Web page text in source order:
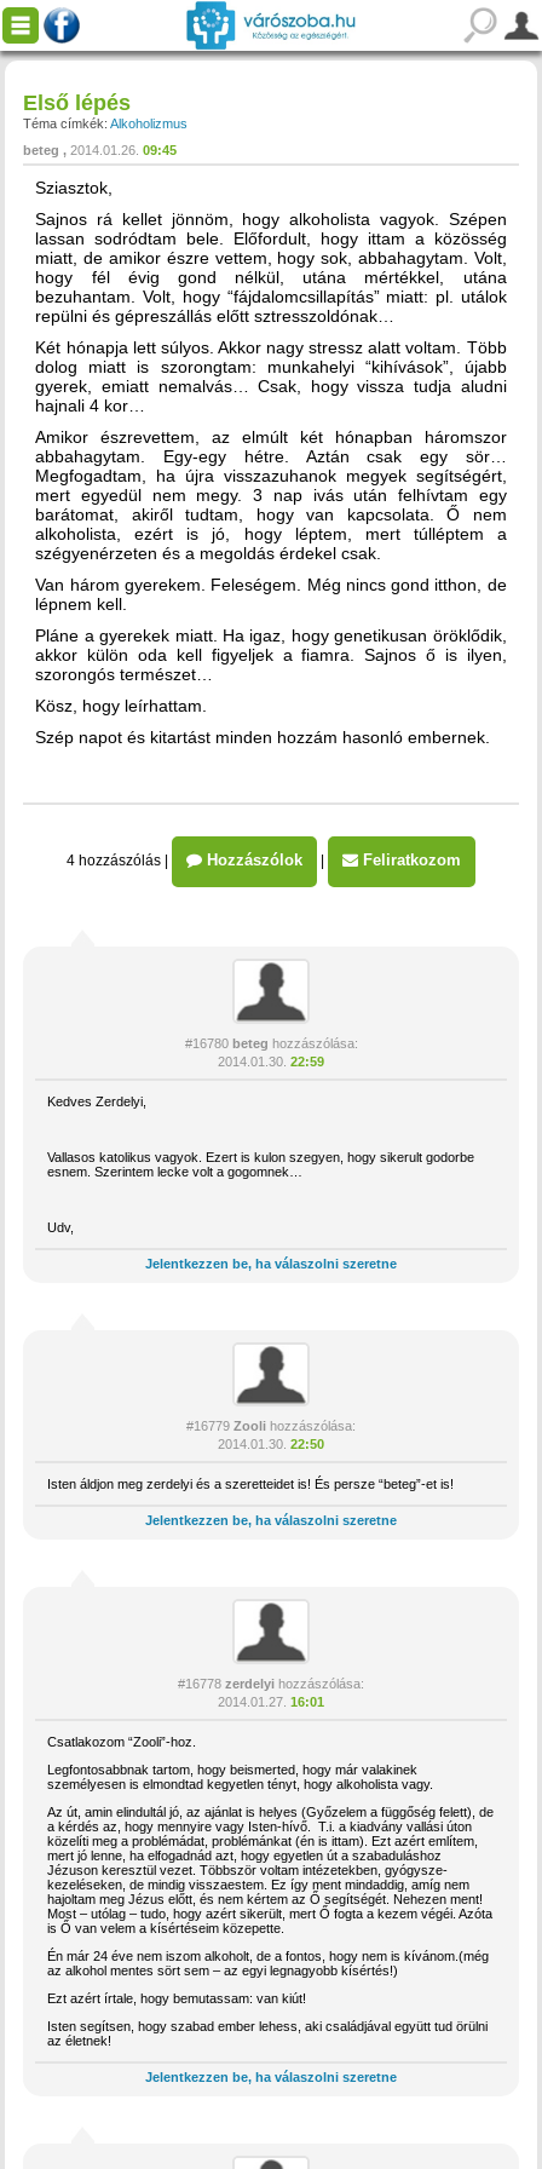
Első lépés
Téma címkék: Alkoholizmus
beteg
2014.01.26. 09:45
Sziasztok,
Sajnos rá kellet jönnöm, hogy alkoholista vagyok. Szépen
lassan sodródtam bele. Előfordult, hogy ittam a közösség
miatt, de amikor észre vettem, hogy sok, abbahagytam. Volt,
hogy fél évig gond nélkül, utána mértékkel, utána
bezuhantam. Volt, hogy “fájdalomcsillapítás” miatt: pl. utálok
repülni és gépreszállás előtt sztresszoldónak…
Két hónapja lett súlyos. Akkor nagy stressz alatt voltam. Több
dolog miatt is szorongtam: munkahelyi “kihívások”, újabb
gyerek, emiatt nemalvás… Csak, hogy vissza tudja aludni
hajnali 4 kor…
Amikor észrevettem, az elmúlt két hónapban háromszor
abbahagytam. Egy-egy hétre. Aztán csak egy sör…
Megfogadtam, ha újra visszazuhanok megyek segítségért,
mert egyedül nem megy. 3 nap ivás után felhívtam egy
barátomat, akiről tudtam, hogy van kapcsolata. Ő nem
alkoholista, ezért is jó, hogy léptem, mert túlléptem a
szégyenérzeten és a megoldás érdekel csak.
Van három gyerekem. Feleségem. Még nincs gond itthon, de
lépnem kell.
Pláne a gyerekek miatt. Ha igaz, hogy genetikusan öröklődik,
akkor külön oda kell figyeljek a fiamra. Sajnos ő is ilyen,
szorongós természet…
Kösz, hogy leírhattam.
Szép napot és kitartást minden hozzám hasonló embernek.
4 hozzászólás Hozzászólok Feliratkozom
#16780 beteg hozzászólása:
2014.01.30. 22:59
Kedves Zerdelyi,
Vallasos katolikus vagyok. Ezert is kulon szegyen, hogy sikerult godorbe
esnem. Szerintem lecke volt a gogomnek…
Udv,
Jelentkezzen be, ha válaszolni szeretne
#16779 Zooli hozzászólása:
2014.01.30. 22:50
Isten áldjon meg zerdelyi és a szeretteidet is! És persze “beteg”-et is!
Jelentkezzen be, ha válaszolni szeretne
#16778 zerdelyi hozzászólása:
2014.01.27. 16:01
Csatlakozom “Zooli”-hoz.
Legfontosabbnak tartom, hogy beismerted, hogy már valakinek
személyesen is elmondtad kegyetlen tényt, hogy alkoholista vagy.
Az út, amin elindultál jó, az ajánlat is helyes (Győzelem a függőség felett), de
a kérdés az, hogy mennyire vagy Isten-hívő. T.i. a kiadvány vallási úton
közelíti meg a problémádat, problémánkat (én is ittam). Ezt azért említem,
mert jó lenne, ha elfogadnád azt, hogy egyetlen út a szabaduláshoz
Jézuson keresztül vezet. Többször voltam intézetekben, gyógysze-
kezeléseken, de mindig visszaestem. Ez így ment mindaddig, amíg nem
hajoltam meg Jézus előtt, és nem kértem az Ő segítségét. Nehezen ment!
Most – utólag – tudo, hogy azért sikerült, mert Ő fogta a kezem végéi. Azóta
is Ő van velem a kísértéseim közepette.
Én már 24 éve nem iszom alkoholt, de a fontos, hogy nem is kívánom.(még
az alkohol mentes sört sem – az egyi legnagyobb kísértés!)
Ezt azért írtale, hogy bemutassam: van kiút!
Isten segítsen, hogy szabad ember lehess, aki családjával együtt tud örülni
az életnek!
Jelentkezzen be, ha válaszolni szeretne